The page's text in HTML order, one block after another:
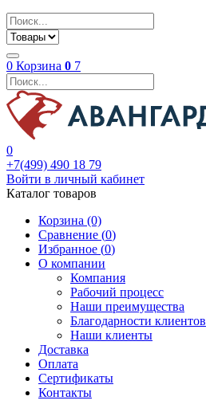
0 Корзина 0 7
0
+7(499) 490 18 79
Войти в личный кабинет
Каталог товаров
Корзина (0)
Сравнение (0)
Избранное (0)
О компании
Компания
Рабочий процесс
Наши преимущества
Благодарности клиентов
Наши клиенты
Доставка
Оплата
Сертификаты
Контакты